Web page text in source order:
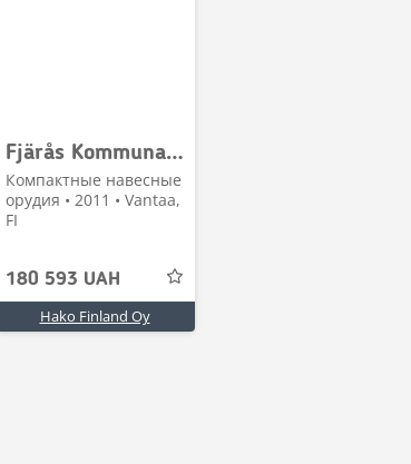
Fjärås Kommunal 1550 avoharja
Компактные навесные
орудия • 2011 • Vantaa,
FI
180 593 UAH
Hako Finland Oy